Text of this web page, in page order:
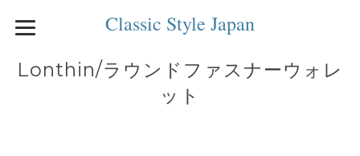
Classic Style Japan
Lonthin/ラウンドファスナーウォレ
ット